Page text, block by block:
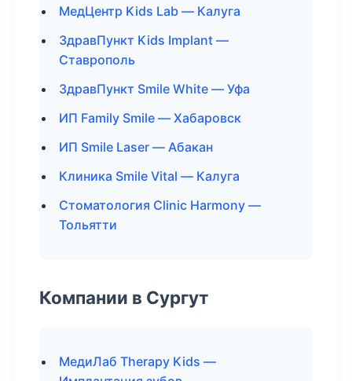
МедЦентр Kids Lab — Калуга
ЗдравПункт Kids Implant —
Ставрополь
ЗдравПункт Smile White — Уфа
ИП Family Smile — Хабаровск
ИП Smile Laser — Абакан
Клиника Smile Vital — Калуга
Стоматология Clinic Harmony —
Тольятти
Компании в Сургут
МедиЛаб Therapy Kids —